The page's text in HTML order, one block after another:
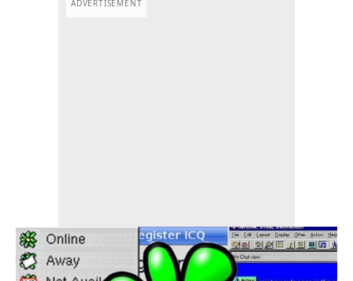
ADVERTISEMENT